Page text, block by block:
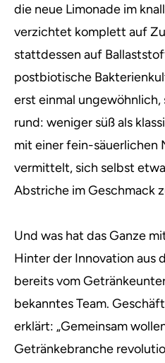
die neue Limonade im
verzichtet komplett auf
stattdessen auf
postbiotische
erst einmal
rund: weniger süß als
mit einer fein-säuerlichen
vermittelt, sich selbst
Abstriche im Geschmack
Und was hat das Ganze
Hinter der Innovation aus
bereits vom
bekanntes Team.
erklärt: „Gemeinsam
Getränkebranche